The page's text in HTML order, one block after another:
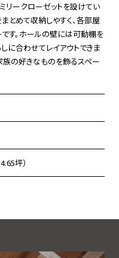
リークローゼットを設けてい
とめて収納しやすく、各部屋
す。ホールの壁には可動棚を
に合わせてレイアウトできま
族の好きなものを飾るスペー
坪）